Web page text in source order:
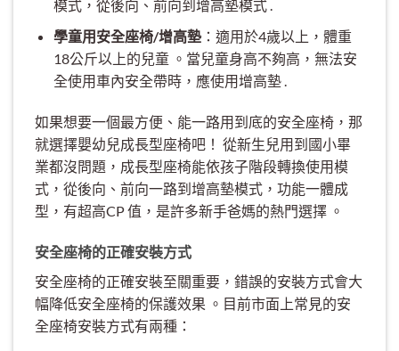
模式，從後向、前向到增高墊模式 .
學童用安全座椅/增高墊：適用於4歲以上，體重
18公斤以上的兒童 。當兒童身高不夠高，無法安
全使用車內安全帶時，應使用增高墊 .
如果想要一個最方便、能一路用到底的安全座椅，那
就選擇嬰幼兒成長型座椅吧！ 從新生兒用到國小畢
業都沒問題，成長型座椅能依孩子階段轉換使用模
式，從後向、前向一路到增高墊模式，功能一體成
型，有超高CP 值，是許多新手爸媽的熱門選擇 。
安全座椅的正確安裝方式
安全座椅的正確安裝至關重要，錯誤的安裝方式會大
幅降低安全座椅的保護效果 。目前市面上常見的安
全座椅安裝方式有兩種：